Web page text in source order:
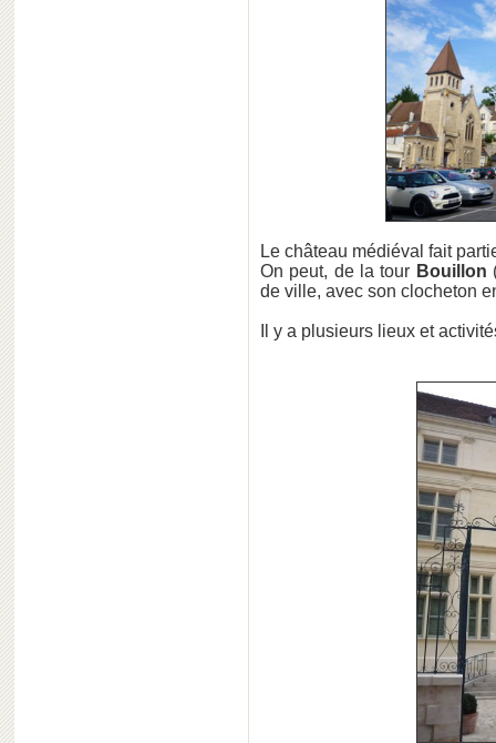
Le château médiéval fait
On peut, de la tour Bouillon
de ville, avec son clocheton
Il y a plusieurs lieux et